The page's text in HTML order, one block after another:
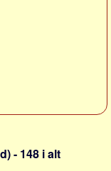
- 148 i alt